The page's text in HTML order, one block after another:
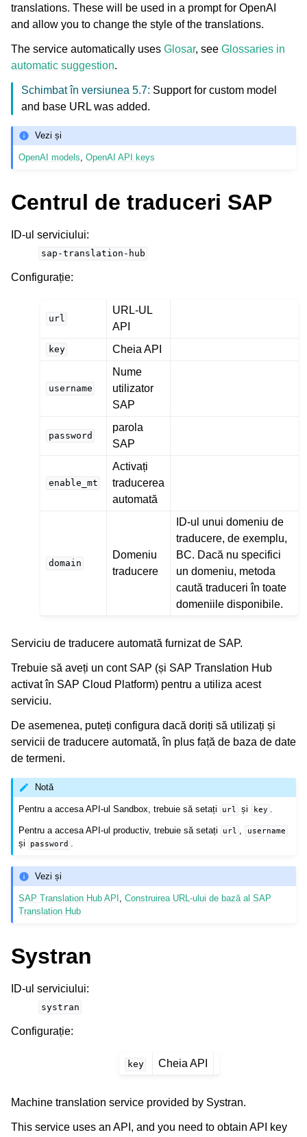
translations. These will be used in a prompt for OpenAI
and allow you to change the style of the translations.
The service automatically uses Glosar, see Glossaries in
automatic suggestion.
Schimbat în versiunea 5.7: Support for custom model
and base URL was added.
Vezi și
OpenAI models,OpenAI API keys
Centrul de traduceri SAP
ID-ul serviciului:
sap-translation-hub
Configurație:
url
URL-UL
API
key Cheia API
username
Nume
utilizator
SAP
password
parola
SAP
enable_mt
Activați
traducerea
automată
domain
Domeniu
traducere
ID-ul unui domeniu de
traducere, de exemplu,
BC. Dacă nu specifici
un domeniu, metoda
caută traduceri în toate
domeniile disponibile.
Serviciu de traducere automată furnizat de SAP.
Trebuie să aveți un cont SAP (și SAP Translation Hub
activat în SAP Cloud Platform) pentru a utiliza acest
serviciu.
De asemenea, puteți configura dacă doriți să utilizați și
servicii de traducere automată, în plus față de baza de date
de termeni.
Notă
Pentru a accesa API-ul Sandbox, trebuie să setați url și key .
Pentru a accesa API-ul productiv, trebuie să setați url , username
și password .
Vezi și
SAP Translation Hub API ,Construirea URL-ului de bază al SAP
Translation Hub
Systran
ID-ul serviciului:
systran
Configurație:
key Cheia API
Machine translation service provided by Systran.
This service uses an API, and you need to obtain API key